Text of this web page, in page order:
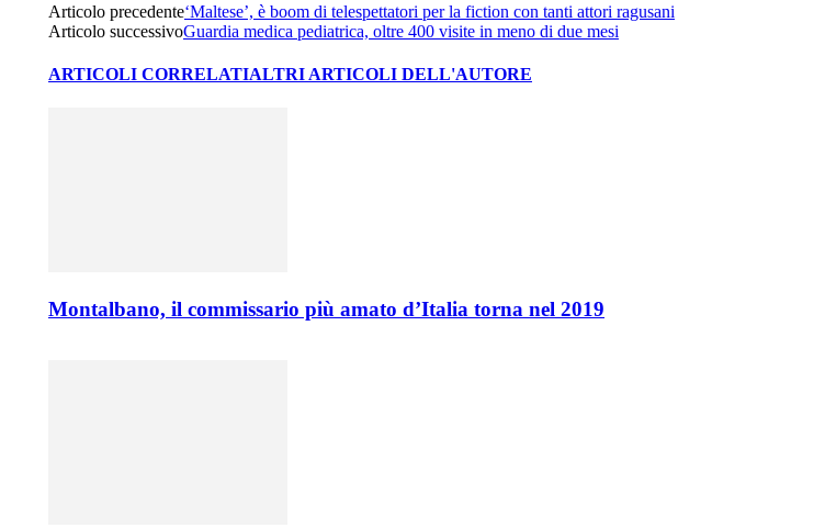
Articolo precedente‘Maltese’, è boom di telespettatori per la fiction con tanti attori ragusani
Articolo successivoGuardia medica pediatrica, oltre 400 visite in meno di due mesi
ARTICOLI CORRELATIALTRI ARTICOLI DELL'AUTORE
Montalbano, il commissario più amato d’Italia torna nel 2019